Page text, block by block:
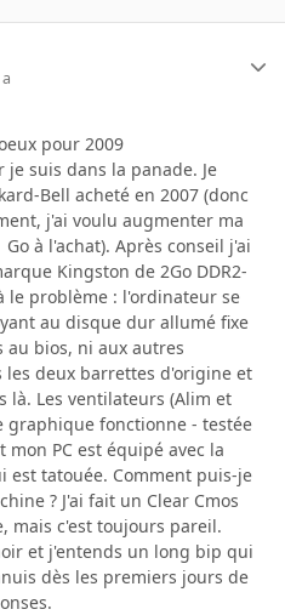
pour 2009
je suis dans la panade. Je
Bell acheté en 2007 (donc
j'ai voulu augmenter ma
à l'achat). Après conseil j'ai
Kingston de 2Go DDR2-
le problème : l'ordinateur se
au disque dur allumé fixe
au bios, ni aux autres
les deux barrettes d'origine et
là. Les ventilateurs (Alim et
graphique fonctionne - testée
PC est équipé avec la
est tatouée. Comment puis-je
? J'ai fait un Clear Cmos
mais c'est toujours pareil.
et j'entends un long bip qui
dès les premiers jours de